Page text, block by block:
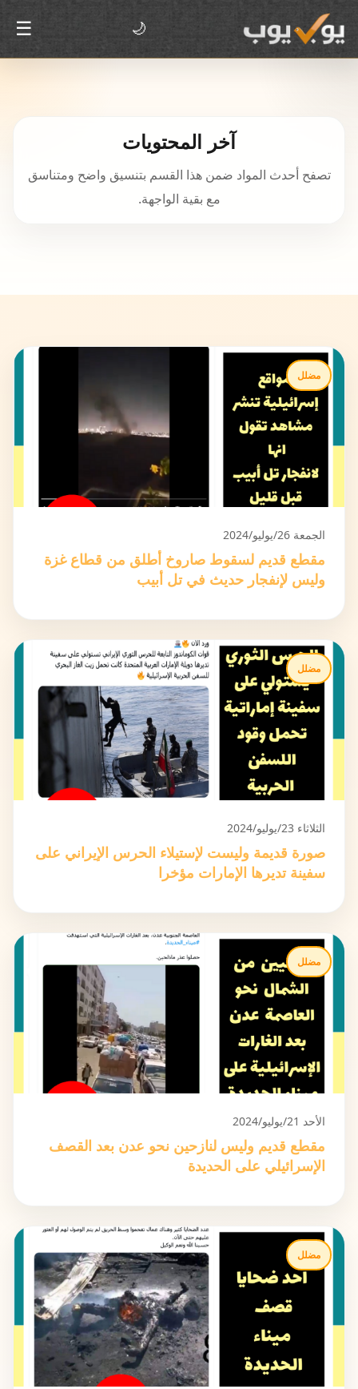
🌙
☰
آخر المحتويات
تصفح أحدث المواد ضمن هذا القسم بتنسيق واضح ومتناسق
مع بقية الواجهة.
مضلل
الجمعة 26/يوليو/2024
مقطع قديم لسقوط صاروخ أطلق من قطاع غزة
وليس لإنفجار حديث في تل أبيب
مضلل
الثلاثاء 23/يوليو/2024
صورة قديمة وليست لإستيلاء الحرس الإيراني على
سفينة تديرها الإمارات مؤخرا
مضلل
الأحد 21/يوليو/2024
مقطع قديم وليس لنازحين نحو عدن بعد القصف
الإسرائيلي على الحديدة
مضلل